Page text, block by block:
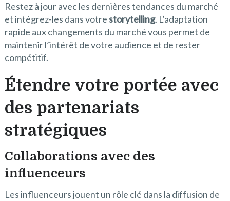
Restez à jour avec les dernières tendances du marché
et intégrez-les dans votrestorytelling. L’adaptation
rapide aux changements du marché vous permet de
maintenir l’intérêt de votre audience et de rester
compétitif.
Étendre votre portée avec
des partenariats
stratégiques
Collaborations avec des
influenceurs
Les influenceurs jouent un rôle clé dans la diffusion de